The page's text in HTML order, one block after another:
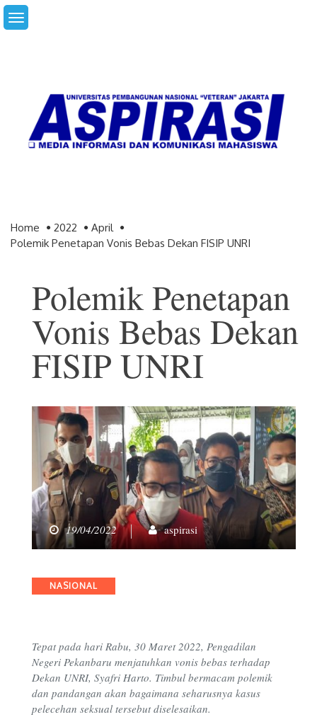
Skip
to
Home 2022
April
Polemik Penetapan Vonis Bebas Dekan FISIP UNRI
Polemik Penetapan
Vonis Bebas Dekan
FISIP UNRI
19/04/2022 aspirasi
Categories
NASIONAL
Tepat pada hari Rabu, 30 Maret 2022, Pengadilan
Negeri Pekanbaru menjatuhkan vonis bebas terhadap
Dekan UNRI, Syafri Harto. Timbul bermacam polemik
dan pandangan akan bagaimana seharusnya kasus
pelecehan seksual tersebut diselesaikan.